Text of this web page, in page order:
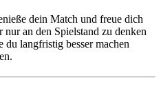
dein Match und freue dich
an den Spielstand zu denken
langfristig besser machen